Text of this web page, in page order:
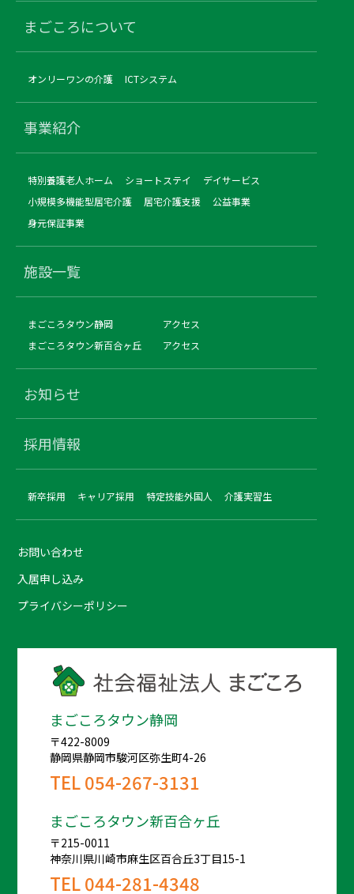
まごころについて
オンリーワンの介護 ICTシステム
事業紹介
特別養護老人ホーム ショートステイ
デイサービス
小規模多機能型居宅介護
居宅介護支援
公益事業
身元保証事業
施設一覧
まごころタウン静岡
アクセス
まごころタウン新百合ヶ丘
アクセス
お知らせ
採用情報
新卒採用 キャリア採用 特定技能外国人 介護実習生
お問い合わせ
入居申し込み
プライバシーポリシー
まごころタウン静岡
〒422-8009
静岡県静岡市駿河区弥生町4-26
TEL054-267-3131
まごころタウン新百合ヶ丘
〒215-0011
神奈川県川崎市麻生区百合丘3丁目15-1
TEL044-281-4348